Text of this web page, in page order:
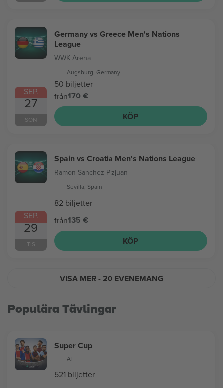
SEP.
27
SÖN
Germany vs Greece Men's Nations
League
WWK Arena
Augsburg, Germany
50 biljetter
från170 €
KÖP
SEP.
29
TIS
Spain vs Croatia Men's Nations League
Ramon Sanchez Pizjuan
Sevilla, Spain
82 biljetter
från135 €
KÖP
VISA MER- 20 EVENEMANG
Populära Tävlingar
Super Cup
AT
521 biljetter